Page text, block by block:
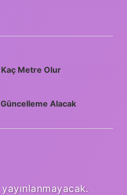
Metre Olur
Alacak